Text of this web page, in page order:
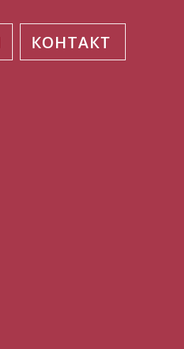
КОНТАКТ